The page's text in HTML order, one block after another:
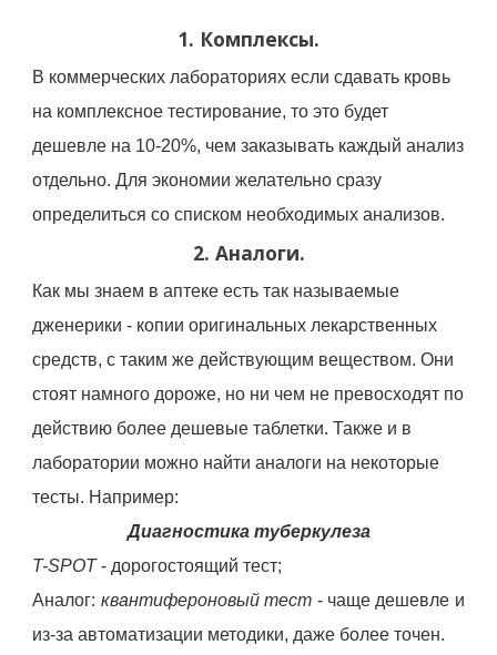
1. Комплексы.
В коммерческих лабораториях если сдавать кровь
на комплексное тестирование, то это будет
дешевле на 10-20%, чем заказывать каждый анализ
отдельно. Для экономии желательно сразу
определиться со списком необходимых анализов.
2. Аналоги.
Как мы знаем в аптеке есть так называемые
дженерики - копии оригинальных лекарственных
средств, с таким же действующим веществом. Они
стоят намного дороже, но ни чем не превосходят по
действию более дешевые таблетки. Также и в
лаборатории можно найти аналоги на некоторые
тесты. Например:
Диагностика туберкулеза
T-SPOT- дорогостоящий тест;
Аналог: квантифероновый тест - чаще дешевле и
из-за автоматизации методики, даже более точен.